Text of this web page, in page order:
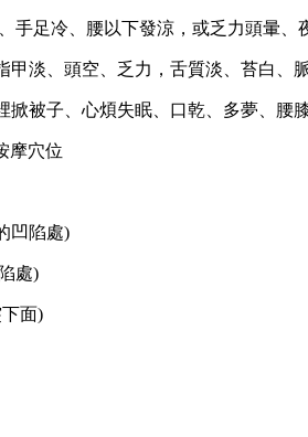
足冷、腰以下發涼，或乏力頭暈、
、頭空、乏力，舌質淡、苔白、脈
子、心煩失眠、口乾、多夢、腰膝
穴位
凹陷處)
處)
面)